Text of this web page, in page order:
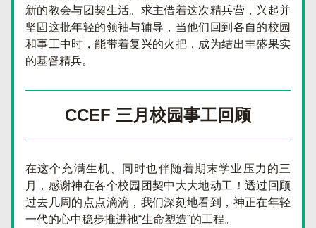
新的教会与团契生活。求主借着这次精兵营，兴起并
坚固这批年轻的领袖与辅导，当他们回到各自的校园
和事工中时，能带着复兴的火把，成为结出丰盛果实
的基督精兵。
CCEF 三月校园事工回顾
在这个充满生机、同时也伴随着期末学业压力的三
月，感谢神在各个校园团契中大大地动工！透过回顾
过去几周的点点滴滴，我们深刻地看到，神正在年轻
一代的心中稳步推进祂“生命塑造”的工程。